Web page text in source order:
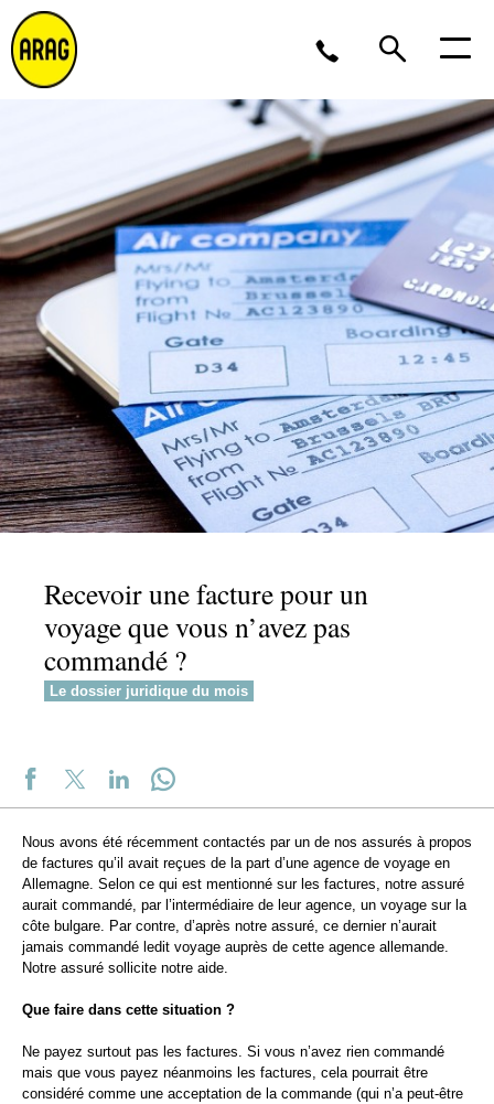
Lu/Je 9 – 17, Ve 9 -16
02 643 12 11
Recevoir une facture pour un
voyage que vous n’avez pas
commandé ?
Le dossier juridique du mois
Nous avons été récemment contactés par un de nos assurés à propos
de factures qu’il avait reçues de la part d’une agence de voyage en
Allemagne. Selon ce qui est mentionné sur les factures, notre assuré
aurait commandé, par l’intermédiaire de leur agence, un voyage sur la
côte bulgare. Par contre, d’après notre assuré, ce dernier n’aurait
jamais commandé ledit voyage auprès de cette agence allemande.
Notre assuré sollicite notre aide.
Que faire dans cette situation ?
Ne payez surtout pas les factures. Si vous n’avez rien commandé
mais que vous payez néanmoins les factures, cela pourrait être
considéré comme une acceptation de la commande (qui n’a peut-être